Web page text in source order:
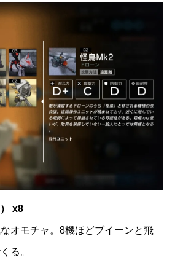
x8
オモチャ。8機ほどブイーンと飛
る。